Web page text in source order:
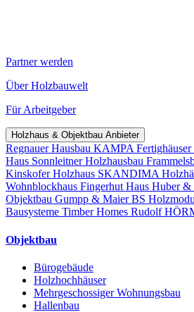
Partner werden
Über Holzbauwelt
Für Arbeitgeber
Holzhaus & Objektbau Anbieter
Regnauer Hausbau KAMPA Fertighäuser
Haus Sonnleitner Holzhausbau
Kinskofer Holzhaus SKANDIMA
Wohnblockhaus Fingerhut Haus Huber &
Objektbau Gumpp & MaierBS
Bausysteme Timber Homes Rudolf
Objektbau
Bürogebäude
Holzhochhäuser
Mehrgeschossiger Wohnungsbau
Hallenbau